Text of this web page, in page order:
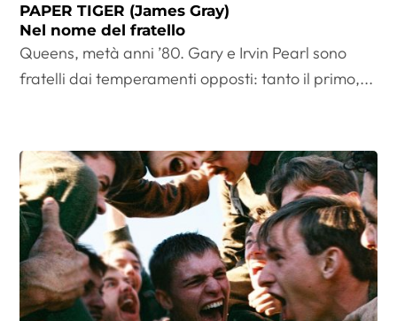
PAPER TIGER (James Gray)
Nel nome del fratello
Queens, metà anni ’80. Gary e Irvin Pearl sono
fratelli dai temperamenti opposti: tanto il primo,...